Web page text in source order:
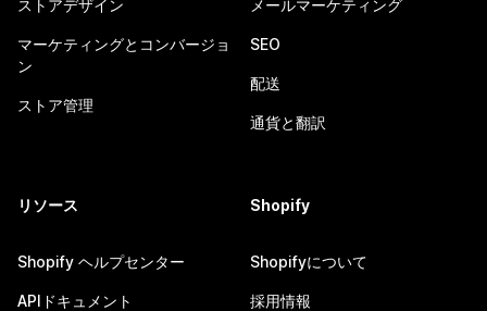
ストアデザイン
マーケティングとコンバージョ
ン
ストア管理
メールマーケティング
SEO
配送
通貨と翻訳
リソース
Shopify ヘルプセンター
APIドキュメント
Shopify
Shopifyについて
採用情報